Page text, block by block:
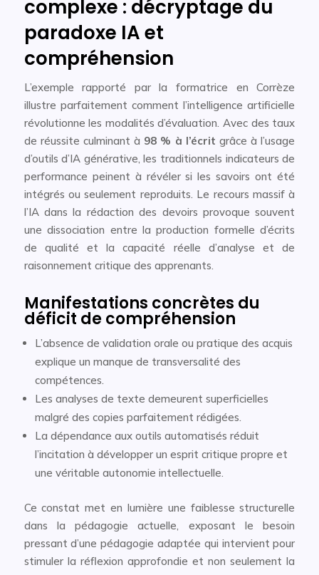
complexe : décryptage du
paradoxe IA et
compréhension
L’exemple rapporté par la formatrice en Corrèze
illustre parfaitement comment l’intelligence artificielle
révolutionne les modalités d’évaluation. Avec des taux
de réussite culminant à 98 % à l’écrit grâce à l’usage
d’outils d’IA générative, les traditionnels indicateurs de
performance peinent à révéler si les savoirs ont été
intégrés ou seulement reproduits. Le recours massif à
l’IA dans la rédaction des devoirs provoque souvent
une dissociation entre la production formelle d’écrits
de qualité et la capacité réelle d’analyse et de
raisonnement critique des apprenants.
Manifestations concrètes du
déficit de compréhension
L’absence de validation orale ou pratique des acquis
explique un manque de transversalité des
compétences.
Les analyses de texte demeurent superficielles
malgré des copies parfaitement rédigées.
La dépendance aux outils automatisés réduit
l’incitation à développer un esprit critique propre et
une véritable autonomie intellectuelle.
Ce constat met en lumière une faiblesse structurelle
dans la pédagogie actuelle, exposant le besoin
pressant d’une pédagogie adaptée qui intervient pour
stimuler la réflexion approfondie et non seulement la